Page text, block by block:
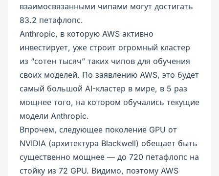
взаимосвязанными чипами могут достигать
83.2 петафлопс.
Anthropic, в которую AWS активно
инвестирует, уже строит огромный кластер
из “сотен тысяч” таких чипов для обучения
своих моделей. По заявлению AWS, это будет
самый большой AI-кластер в мире, в 5 раз
мощнее того, на котором обучались текущие
модели Anthropic.
Впрочем, следующее поколение GPU от
NVIDIA (архитектура Blackwell) обещает быть
существенно мощнее — до 720 петафлопс на
стойку из 72 GPU. Видимо, поэтому AWS